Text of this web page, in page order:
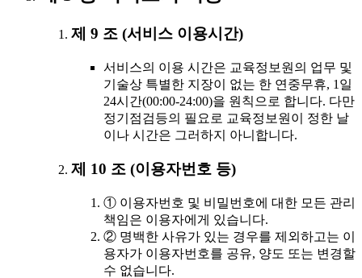
제 9 조 (서비스 이용시간)
서비스의 이용 시간은 교육정보원의 업무 및
기술상 특별한 지장이 없는 한 연중무휴, 1일
24시간(00:00-24:00)을 원칙으로 합니다. 다만
정기점검등의 필요로 교육정보원이 정한 날
이나 시간은 그러하지 아니합니다.
제 10 조 (이용자번호 등)
① 이용자번호 및 비밀번호에 대한 모든 관리
책임은 이용자에게 있습니다.
② 명백한 사유가 있는 경우를 제외하고는 이
용자가 이용자번호를 공유, 양도 또는 변경할
수 없습니다.